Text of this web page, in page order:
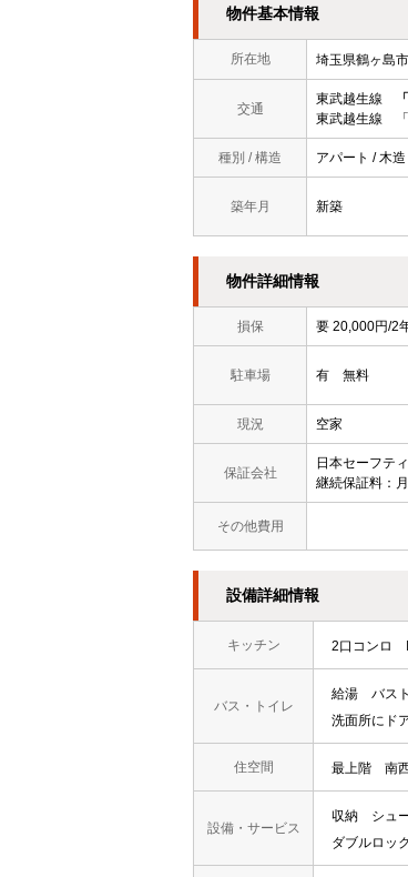
物件基本情報
所在地 埼玉県鶴ヶ島
交通
東武越生線
東武越生線
種別 / 構造 アパート / 木造
築年月 新築
物件詳細情報
損保 要 20,000円/2
駐車場 有 無料
現況 空家
保証会社
日本セーフテ
継続保証料：
その他費用
設備詳細情報
キッチン 2口コンロ
バス・トイレ
給湯 バス
洗面所にド
住空間 最上階 南
設備・サービス
収納 シュ
ダブルロッ